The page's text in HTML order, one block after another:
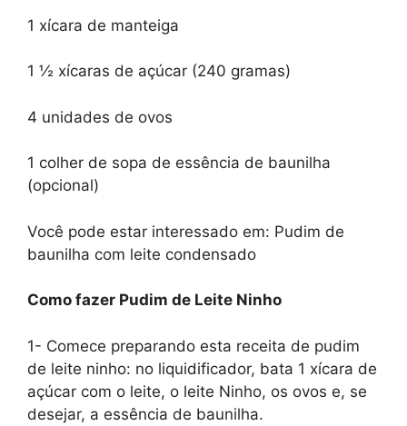
1 xícara de manteiga
1 ½ xícaras de açúcar (240 gramas)
4 unidades de ovos
1 colher de sopa de essência de baunilha
(opcional)
Você pode estar interessado em: Pudim de
baunilha com leite condensado
Como fazer Pudim de Leite Ninho
1- Comece preparando esta receita de pudim
de leite ninho: no liquidificador, bata 1 xícara de
açúcar com o leite, o leite Ninho, os ovos e, se
desejar, a essência de baunilha.